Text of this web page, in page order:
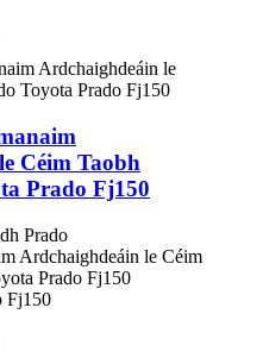
Céim Taobh
Prado Fj150
Prado
Ardchaighdeáin le Céim
Prado Fj150
Fj150